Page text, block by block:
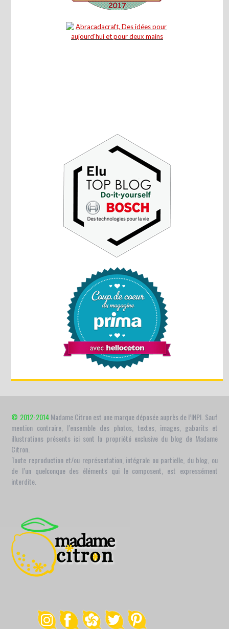
© 2012-2014Madame Citron est une marque déposée auprès de l’INPI. Sauf
mention contraire, l’ensemble des photos, textes, images, gabarits et
illustrations présents ici sont la propriété exclusive du blog de Madame
Citron.
Toute reproduction et/ou représentation, intégrale ou partielle, du blog, ou
de l’un quelconque des éléments qui le composent, est expressément
interdite.